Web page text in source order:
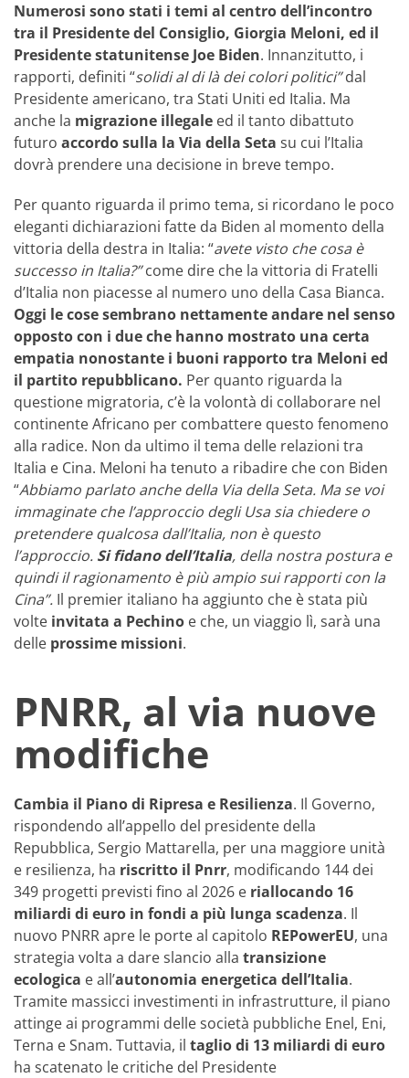
Numerosi sono stati i temi al centro dell’incontro
tra il Presidente del Consiglio, Giorgia Meloni, ed il
Presidente statunitense Joe Biden. Innanzitutto, i
rapporti, definiti “solidi al di là dei colori politici”dal
Presidente americano, tra Stati Uniti ed Italia. Ma
anche la migrazione illegale ed il tanto dibattuto
futuro accordo sulla la Via della Seta su cui l’Italia
dovrà prendere una decisione in breve tempo.
Per quanto riguarda il primo tema, si ricordano le poco
eleganti dichiarazioni fatte da Biden al momento della
vittoria della destra in Italia: “avete visto che cosa è
successo in Italia?”come dire che la vittoria di Fratelli
d’Italia non piacesse al numero uno della Casa Bianca.
Oggi le cose sembrano nettamente andare nel senso
opposto con i due che hanno mostrato una certa
empatia nonostante i buoni rapporto tra Meloni ed
il partito repubblicano. Per quanto riguarda la
questione migratoria, c’è la volontà di collaborare nel
continente Africano per combattere questo fenomeno
alla radice. Non da ultimo il tema delle relazioni tra
Italia e Cina. Meloni ha tenuto a ribadire che con Biden
“Abbiamo parlato anche della Via della Seta. Ma se voi
immaginate che l’approccio degli Usa sia chiedere o
pretendere qualcosa dall’Italia, non è questo
l’approccio. Si fidano dell’Italia, della nostra postura e
quindi il ragionamento è più ampio sui rapporti con la
Cina”. Il premier italiano ha aggiunto che è stata più
volte invitata a Pechino e che, un viaggio lì, sarà una
delle prossime missioni.
PNRR, al via nuove
modifiche
Cambia il Piano di Ripresa e Resilienza. Il Governo,
rispondendo all’appello del presidente della
Repubblica, Sergio Mattarella, per una maggiore unità
e resilienza, ha riscritto il Pnrr, modificando 144 dei
349 progetti previsti fino al 2026 e riallocando 16
miliardi di euro in fondi a più lunga scadenza. Il
nuovo PNRR apre le porte al capitolo REPowerEU, una
strategia volta a dare slancio alla transizione
ecologica e all’autonomia energetica dell’Italia.
Tramite massicci investimenti in infrastrutture, il piano
attinge ai programmi delle società pubbliche Enel, Eni,
Terna e Snam. Tuttavia, il taglio di 13 miliardi di euro
ha scatenato le critiche del Presidente